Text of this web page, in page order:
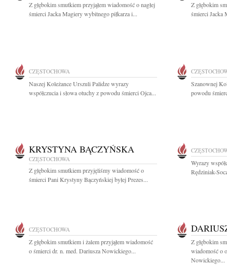
Z głębokim smutkiem przyjąłem wiadomość o nagłej
śmierci Jacka Magiery wybitnego piłkarza i...
Z głębokim
śmierci Jacka
CZĘSTOCHOWA
Naszej Koleżance Urszuli Palidze wyrazy
współczucia i słowa otuchy z powodu śmierci Ojca...
Szanownej
powodu
KRYSTYNA BĄCZYŃSKA
CZĘSTOCHOWA
Z głębokim smutkiem przyjęliśmy wiadomość o
śmierci Pani Krystyny Bączyńskiej byłej Prezes...
Wyrazy
Rędziniak-
CZĘSTOCHOWA
Z głębokim smutkiem i żalem przyjąłem wiadomość
o śmierci dr. n. med. Dariusza Nowickiego...
Z głębokim
wiadomość o
Nowickiego...